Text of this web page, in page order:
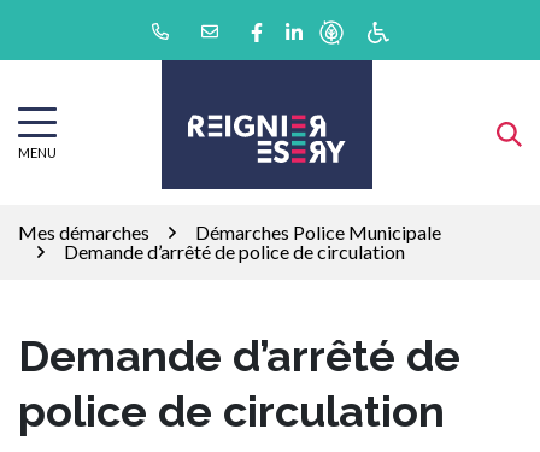
Lien vers le compte Facebook
Lien vers le compte Linkedin
MENU
Mes démarches
Démarches Police Municipale
Demande d’arrêté de police de circulation
Demande d’arrêté de
police de circulation